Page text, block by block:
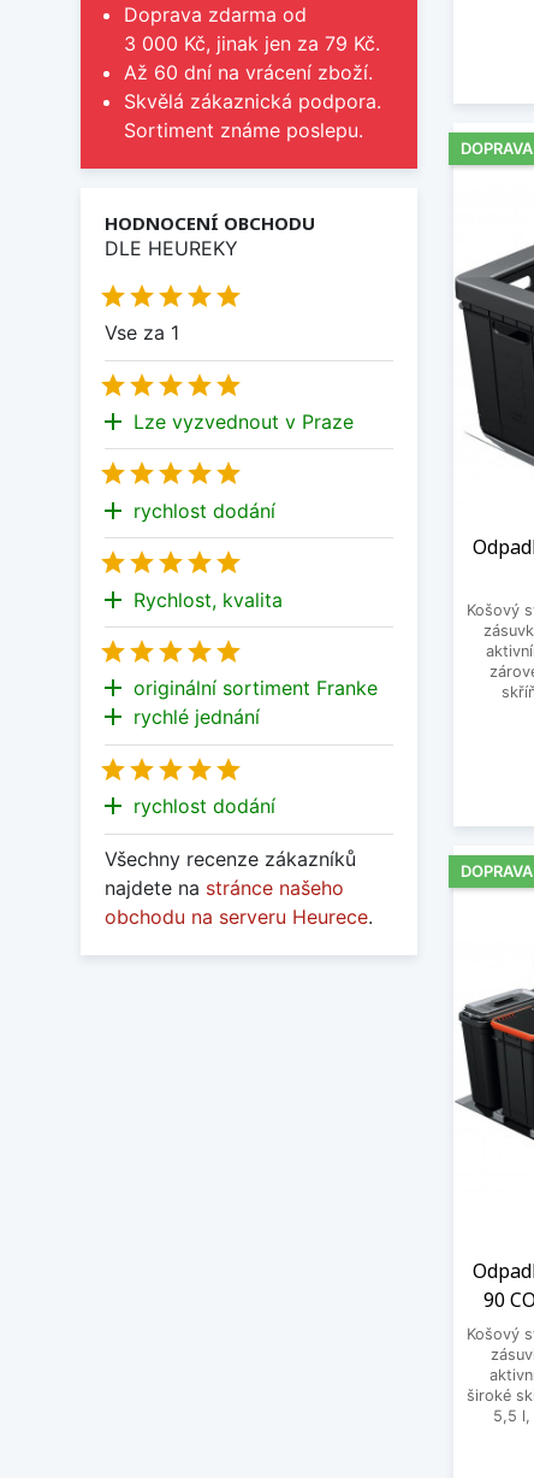
Doprava zdarma od
3 000 Kč, jinak jen za 79 Kč.
Až 60 dní na vrácení zboží.
Skvělá zákaznická podpora.
Sortiment známe poslepu.
HODNOCENÍ OBCHODU
DLE HEUREKY

Vse za 1

add Lze vyzvednout v Praze

add rychlost dodání

add Rychlost, kvalita

add originální sortiment Franke
add rychlé jednání

add rychlost dodání
Všechny recenze zákazníků
najdete na stránce našeho
obchodu na serveru Heurece.
Košový
90
Košový
široké
5,5 l,